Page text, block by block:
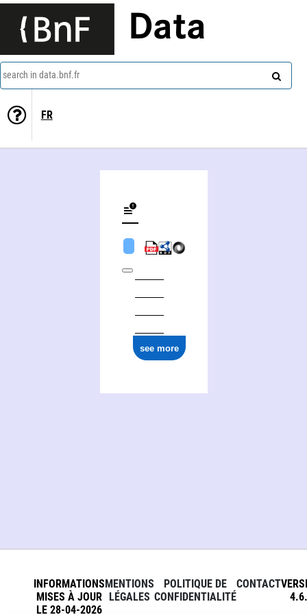
Data
search in data.bnf.fr
FR
see more
INFORMATIONS
MISES À JOUR
LE 28-04-2026
MENTIONS
LÉGALES
POLITIQUE DE
CONFIDENTIALITÉ
CONTACT